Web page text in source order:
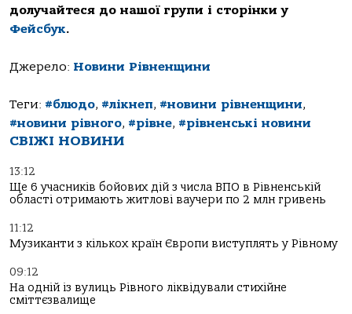
долучайтеся до нашої групи і сторінки у
Фейсбук.
Джерело: Новини Рівненщини
Теги: #блюдо, #лікнеп, #новини рівненщини,
#новини рівного, #рівне, #рівненські новини
СВІЖІ НОВИНИ
13:12
Ще 6 учасників бойових дій з числа ВПО в Рівненській
області отримають житлові ваучери по 2 млн гривень
11:12
Музиканти з кількох країн Європи виступлять у Рівному
09:12
На одній із вулиць Рівного ліквідували стихійне
сміттєзвалище